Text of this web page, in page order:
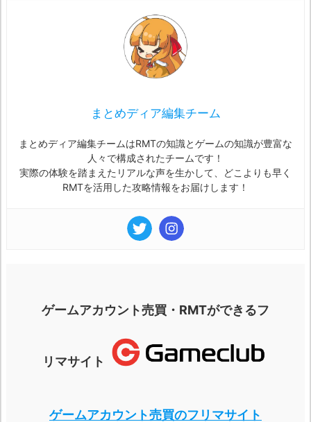
まとめディア編集チーム
まとめディア編集チームはRMTの知識とゲームの知識が豊富な
人々で構成されたチームです！
実際の体験を踏まえたリアルな声を生かして、どこよりも早く
RMTを活用した攻略情報をお届けします！
ゲームアカウント売買・RMTができるフ
リマサイト
ゲームアカウント売買のフリマサイト